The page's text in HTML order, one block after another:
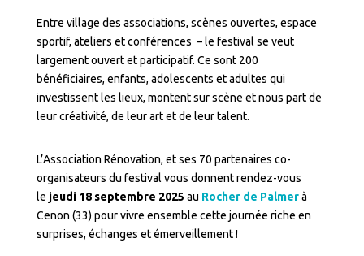
Entre village des associations, scènes ouvertes, espace
sportif, ateliers et conférences – le festival se veut
largement ouvert et participatif. Ce sont 200
bénéficiaires, enfants, adolescents et adultes qui
investissent les lieux, montent sur scène et nous part de
leur créativité, de leur art et de leur talent.
L’Association Rénovation, et ses 70 partenaires co-
organisateurs du festival vous donnent rendez-vous
le jeudi 18 septembre 2025 au Rocher de Palmerà
Cenon (33) pour vivre ensemble cette journée riche en
surprises, échanges et émerveillement !